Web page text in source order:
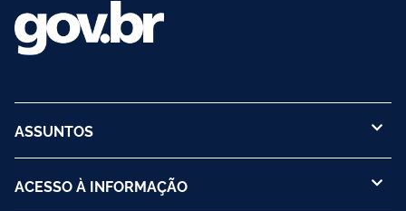
ASSUNTOS
ACESSO À INFORMAÇÃO